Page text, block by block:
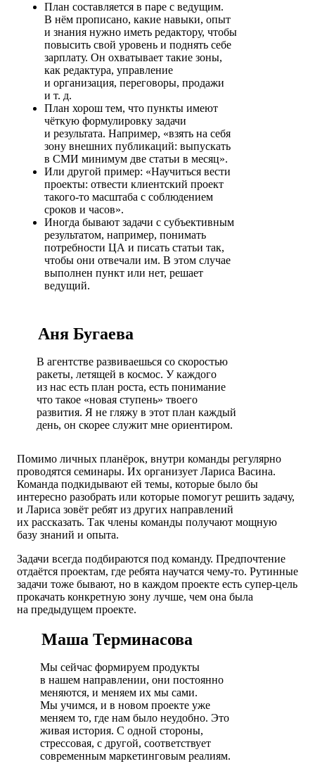
План составляется в паре с ведущим.
В нём прописано, какие навыки, опыт
и знания нужно иметь редактору, чтобы
повысить свой уровень и поднять себе
зарплату. Он охватывает такие зоны,
как редактура, управление
и организация, переговоры, продажи
и т. д.
План хорош тем, что пункты имеют
чёткую формулировку задачи
и результата. Например, «взять на себя
зону внешних публикаций: выпускать
в СМИ минимум две статьи в месяц».
Или другой пример: «Научиться вести
проекты: отвести клиентский проект
такого-то масштаба с соблюдением
сроков и часов».
Иногда бывают задачи с субъективным
результатом, например, понимать
потребности ЦА и писать статьи так,
чтобы они отвечали им. В этом случае
выполнен пункт или нет, решает
ведущий.
Аня Бугаева
В агентстве развиваешься со скоростью
ракеты, летящей в космос. У каждого
из нас есть план роста, есть понимание
что такое «новая ступень» твоего
развития. Я не гляжу в этот план каждый
день, он скорее служит мне ориентиром.
Помимо личных планёрок, внутри команды регулярно
проводятся семинары. Их организует Лариса Васина.
Команда подкидывают ей темы, которые было бы
интересно разобрать или которые помогут решить задачу,
и Лариса зовёт ребят из других направлений
их рассказать. Так члены команды получают мощную
базу знаний и опыта.
Задачи всегда подбираются под команду. Предпочтение
отдаётся проектам, где ребята научатся чему-то. Рутинные
задачи тоже бывают, но в каждом проекте есть супер-цель
прокачать конкретную зону лучше, чем она была
на предыдущем проекте.
Маша Терминасова
Мы сейчас формируем продукты
в нашем направлении, они постоянно
меняются, и меняем их мы сами.
Мы учимся, и в новом проекте уже
меняем то, где нам было неудобно. Это
живая история. С одной стороны,
стрессовая, с другой, соответствует
современным маркетинговым реалиям.